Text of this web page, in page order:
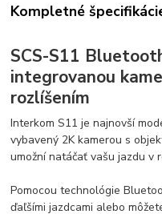
Kompletné
SCS-S11
integrovanou
rozlíšením
Interkom S11 je najnovší
vybavený 2K kamerou s
umožní natáčať vašu jazdu v
Pomocou technológie
ďaľšími jazdcami alebo